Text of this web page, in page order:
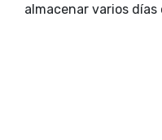
almacenar varios días